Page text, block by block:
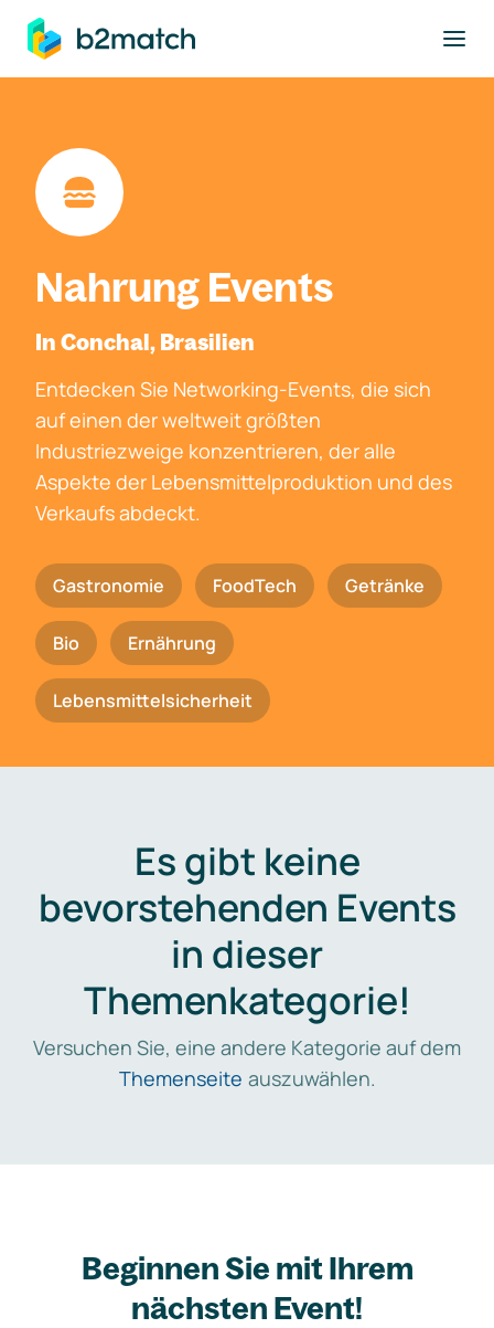
springen
Nahrung Events
In Conchal, Brasilien
Entdecken Sie Networking-Events, die sich
auf einen der weltweit größten
Industriezweige konzentrieren, der alle
Aspekte der Lebensmittelproduktion und des
Verkaufs abdeckt.
Gastronomie FoodTech Getränke
Bio Ernährung
Lebensmittelsicherheit
Es gibt keine
bevorstehenden Events
in dieser
Themenkategorie!
Versuchen Sie, eine andere Kategorie auf dem
Themenseite auszuwählen.
Beginnen Sie mit Ihrem
nächsten Event!